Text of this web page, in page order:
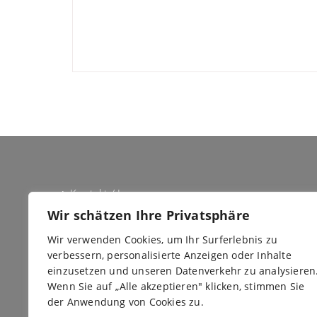
Wir schätzen Ihre Privatsphäre
Wir verwenden Cookies, um Ihr Surferlebnis zu
verbessern, personalisierte Anzeigen oder Inhalte
einzusetzen und unseren Datenverkehr zu
Wenn Sie auf „Alle akzeptieren" klicken, stimmen Sie
der Anwendung von Cookies zu.
Kontakt / Impressum
Datenschutz
Newsletter
Barrierefreiheit